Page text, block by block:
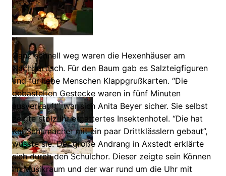
Ganz schnell weg waren die Hexenhäuser am
Nachbartisch. Für den Baum gab es Salzteigfiguren
und für liebe Menschen Klappgrußkarten. “Die
gebastelten Gestecke waren in fünf Minuten
ausverkauft”, war sich Anita Beyer sicher. Sie selbst
zeigte stolz ihr ergattertes Insektenhotel. “Die hat
Kai Schumacher mit ein paar Drittklässlern gebaut”,
wusste sie. Der große Andrang in Axstedt erklärte
sich durch den Schulchor. Dieser zeigte sein Können
im Musikraum und der war rund um die Uhr mit